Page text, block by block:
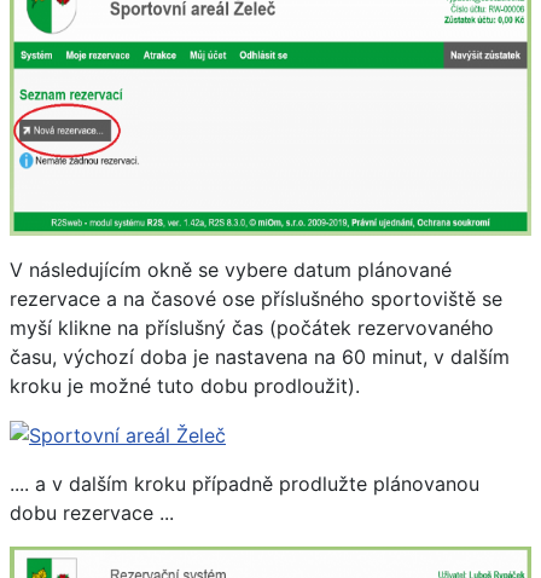
V následujícím okně se vybere datum plánované
rezervace a na časové ose příslušného sportoviště se
myší klikne na příslušný čas (počátek rezervovaného
času, výchozí doba je nastavena na 60 minut, v dalším
kroku je možné tuto dobu prodloužit).
.... a v dalším kroku případně prodlužte plánovanou
dobu rezervace ...